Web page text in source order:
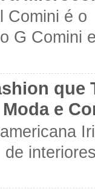
Comini é
G Comini
que
e